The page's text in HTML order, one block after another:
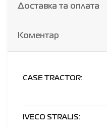
Доставка та оплата
Коментар
CASE TRACTOR:
IVECO STRALIS: